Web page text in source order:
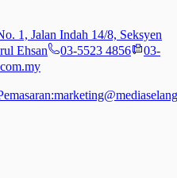
1, Jalan Indah 14/8, Seksyen
Ehsan
03-5523 4856
03-